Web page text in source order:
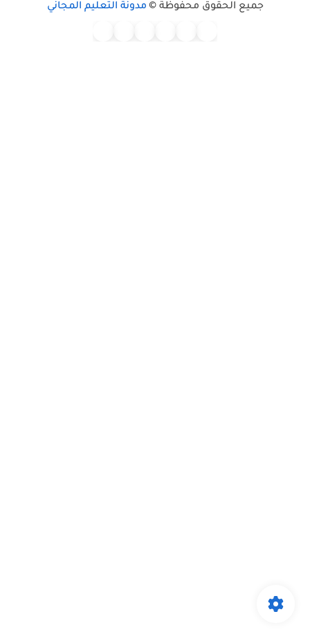
جميع الحقوق محفوظة ©مدونة التعليم المجاني